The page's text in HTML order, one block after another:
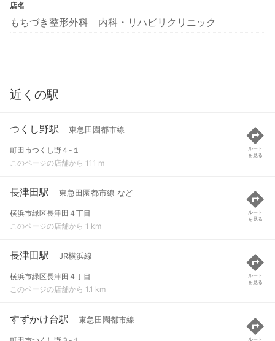
店名
もちづき整形外科 内科・リハビリクリニック
近くの駅
つくし野駅 東急田園都市線
町田市つくし野４-１
このページの店舗から 111 m
ルート
を見る
長津田駅 東急田園都市線 など
横浜市緑区長津田４丁目
このページの店舗から 1 km
ルート
を見る
長津田駅 JR横浜線
横浜市緑区長津田４丁目
このページの店舗から 1.1 km
ルート
を見る
すずかけ台駅 東急田園都市線
ルート